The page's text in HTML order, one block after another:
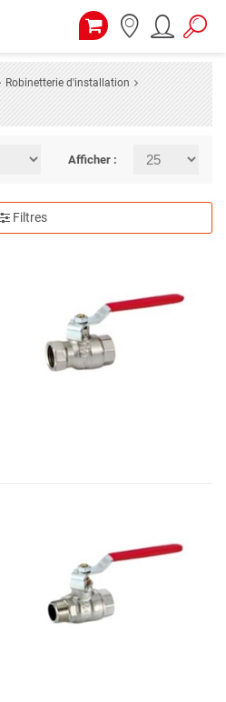
Robinetterie d'installation
Afficher :
Filtres